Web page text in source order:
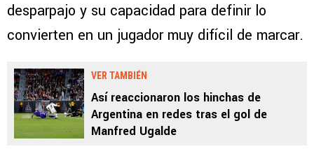
desparpajo y su capacidad para definir lo
convierten en un jugador muy difícil de marcar.
VER TAMBIÉN
Así reaccionaron los hinchas de
Argentina en redes tras el gol de
Manfred Ugalde